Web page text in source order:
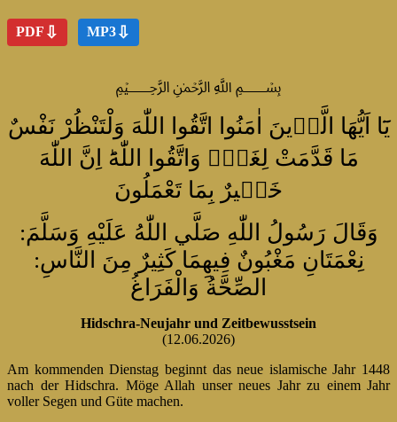
PDF ⇩ MP3⇩
﷽
يَٓا اَيُّهَا الَّذٖينَ اٰمَنُوا اتَّقُوا اللّٰهَ وَلْتَنْظُرْ نَفْسٌ
مَا قَدَّمَتْ لِغَدٍۚ وَاتَّقُوا اللّٰهَؕ اِنَّ اللّٰهَ
خَبٖيرٌ بِمَا تَعْمَلُونَ
:وَقَالَ رَسُولُ اللّٰهِ صَلَّي اللّٰهُ عَلَيْهِ وَسَلَّمَ
نِعْمَتَانِ مَغْبُونٌ فِيهِمَا كَثِيرٌ مِنَ النَّاسِ:
الصِّحَّةُ وَالْفَرَاغُ
Hidschra-Neujahr und Zeitbewusstsein
(12.06.2026)
Am kommenden Dienstag beginnt das neue islamische Jahr 1448
nach der Hidschra. Möge Allah unser neues Jahr zu einem Jahr
voller Segen und Güte machen.